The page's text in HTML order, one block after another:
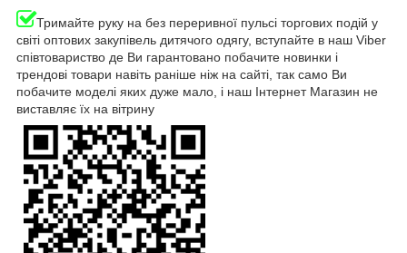
Тримайте руку на без переривної пульсі торгових подій у
світі оптових закупівель дитячого одягу, вступайте в наш Viber
співтовариство де Ви гарантовано побачите новинки і
трендові товари навіть раніше ніж на сайті, так само Ви
побачите моделі яких дуже мало, і наш Інтернет Магазин не
виставляє їх на вітрину